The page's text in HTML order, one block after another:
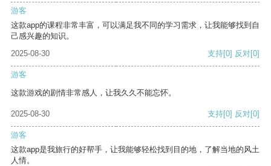
游客
这款app的课程非常丰富，可以满足我不同的学习需求，让我能够找到自
己感兴趣的知识。
2025-08-30
支持[0] 反对[0]
游客
这款游戏的剧情非常感人，让我久久不能忘怀。
2025-08-30 支持[0] 反对[0]
游客
这款app是我旅行的好帮手，让我能够轻松找到目的地，了解当地的风土
人情。